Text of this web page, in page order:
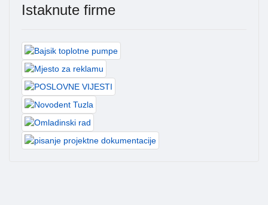
Istaknute firme